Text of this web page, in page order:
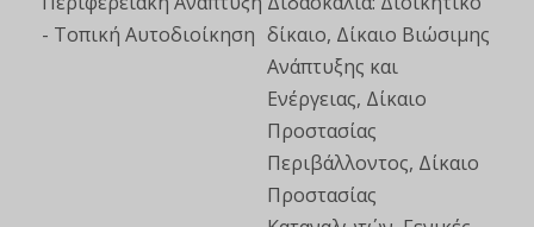
- Τοπική Αυτοδιοίκηση δίκαιο, Δίκαιο Βιώσιμης
Ανάπτυξης και
Ενέργειας, Δίκαιο
Προστασίας
Περιβάλλοντος, Δίκαιο
Προστασίας